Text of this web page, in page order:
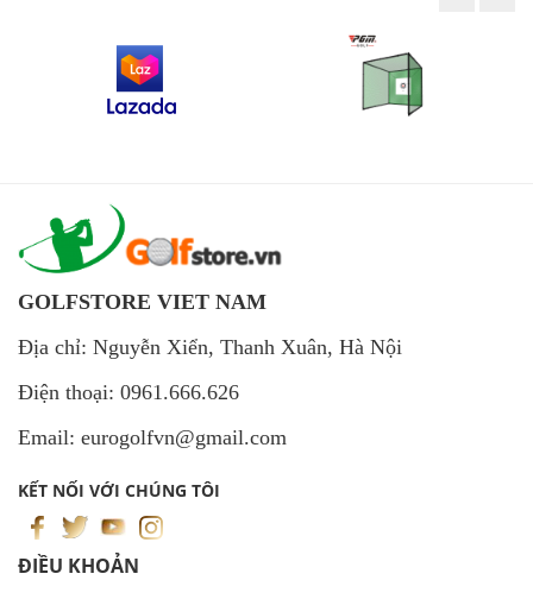
GOLFSTORE VIET NAM
Địa chỉ: Nguyễn Xiển, Thanh Xuân, Hà Nội
Điện thoại: 0961.666.626
Email: eurogolfvn@gmail.com
KẾT NỐI VỚI CHÚNG TÔI
ĐIỀU KHOẢN